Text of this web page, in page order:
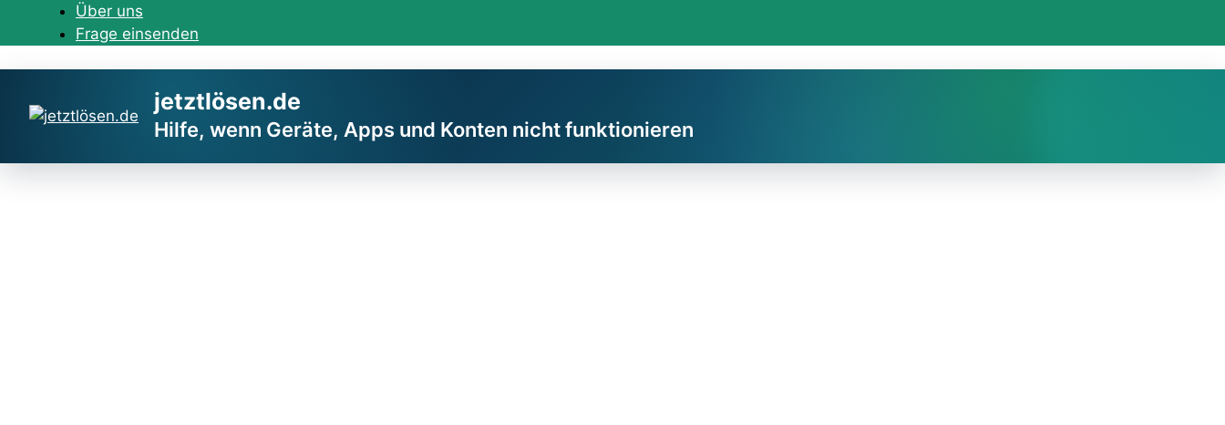
Über uns
Frage einsenden
jetztlösen.de
Hilfe, wenn Geräte, Apps und Konten nicht funktionieren